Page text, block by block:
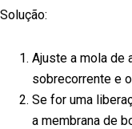
Solução:
Ajuste a mola de
sobrecorrente e
Se for uma
a membrana de